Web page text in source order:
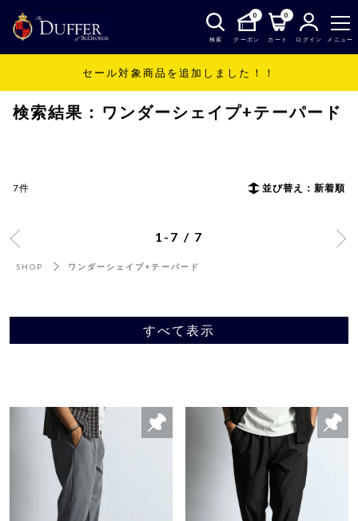
検索
0
クーポン
0
カート ログイン メニュー
セール対象商品を追加しました！！
ワンダーシェイプ+テーパード
検索結果：ワンダーシェイプ+テーパード
7件 並び替え：新着順
1-7 / 7
SHOP ワンダーシェイプ+テーパード
すべて表示